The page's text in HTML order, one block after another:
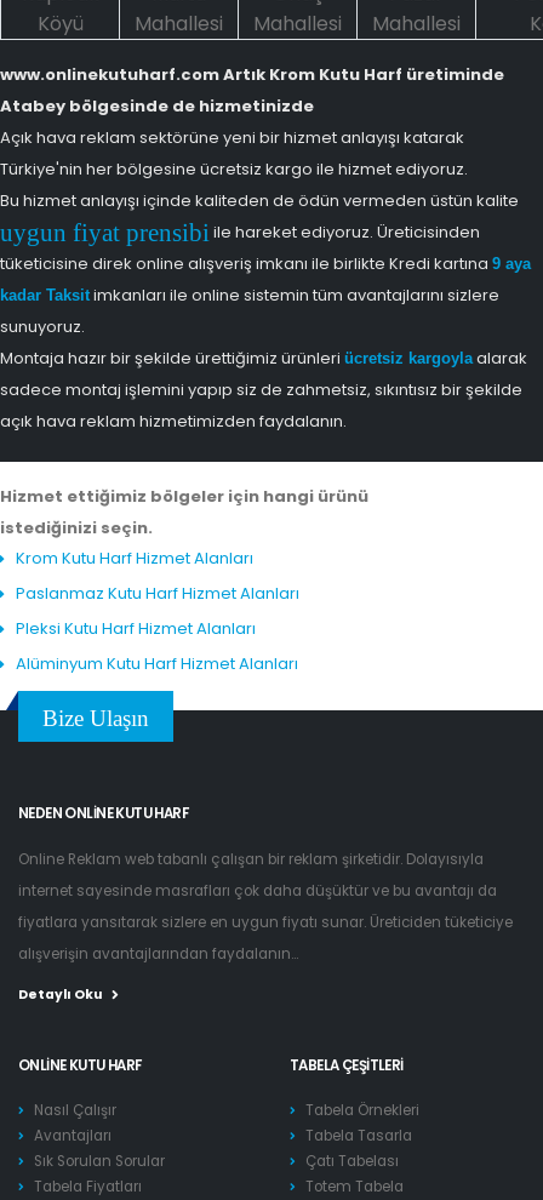
Köyü
Mahallesi
Mahallesi
Mahallesi
www.onlinekutuharf.com Artık Krom Kutu Harf üretiminde
Atabey bölgesinde de hizmetinizde
Açık hava reklam sektörüne yeni bir hizmet anlayışı katarak
Türkiye'nin her bölgesine ücretsiz kargo ile hizmet ediyoruz.
Bu hizmet anlayışı içinde kaliteden de ödün vermeden üstün kalite
uygun fiyat prensibi ile hareket ediyoruz. Üreticisinden
tüketicisine direk online alışveriş imkanı ile birlikte Kredi kartına 9 aya
kadar Taksitimkanları ile online sistemin tüm avantajlarını sizlere
sunuyoruz.
Montaja hazır bir şekilde ürettiğimiz ürünleri ücretsiz kargoylaalarak
sadece montaj işlemini yapıp siz de zahmetsiz, sıkıntısız bir şekilde
açık hava reklam hizmetimizden faydalanın.
Hizmet ettiğimiz bölgeler için hangi ürünü
istediğinizi seçin.
Krom Kutu Harf Hizmet Alanları
Paslanmaz Kutu Harf Hizmet Alanları
Pleksi Kutu Harf Hizmet Alanları
Alüminyum Kutu Harf Hizmet Alanları
Bize Ulaşın
NEDEN ONLINE KUTU HARF
Online Reklam web tabanlı çalışan bir reklam şirketidir. Dolayısıyla
internet sayesinde masrafları çok daha düşüktür ve bu avantajı da
fiyatlara yansıtarak sizlere en uygun fiyatı sunar. Üreticiden tüketiciye
alışverişin avantajlarından faydalanın...
Detaylı Oku
ONLINE KUTU HARF
Nasıl Çalışır
Avantajları
Sık Sorulan Sorular
Tabela Fiyatları
TABELA ÇEŞITLERI
Tabela Örnekleri
Tabela Tasarla
Çatı Tabelası
Totem Tabela